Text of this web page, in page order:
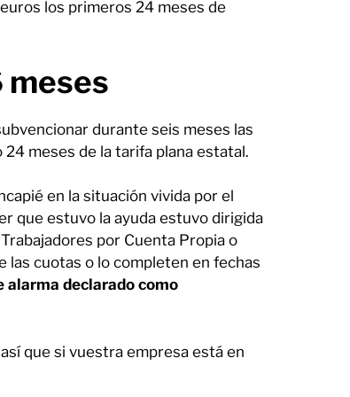
los primeros 24 meses de
meses
durante seis meses las
meses de la tarifa plana estatal.
en la situación vivida por el
que estuvo la ayuda estuvo dirigida
por Cuenta Propia o
las cuotas o lo completen en fechas
alarma declarado como
que si vuestra empresa está en